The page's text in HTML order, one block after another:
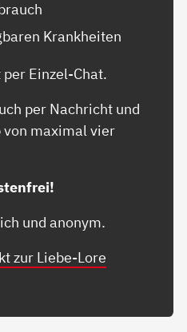
Krankheiten
Einzel-Chat.
per Nachricht und
maximal vier
und anonym.
zur Liebe-Lore